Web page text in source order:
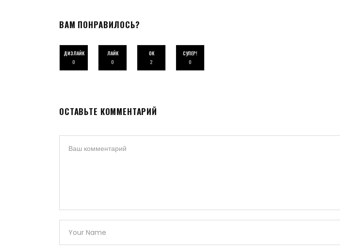
ВАМ ПОНРАВИЛОСЬ?
ДИЗЛАЙК
0
ЛАЙК
0
ОК
2
СУПЕР!
0
ОСТАВЬТЕ КОММЕНТАРИЙ